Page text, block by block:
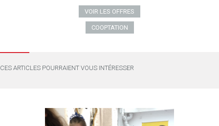
VOIR LES OFFRES
COOPTATION
CES ARTICLES POURRAIENT VOUS INTÉRESSER